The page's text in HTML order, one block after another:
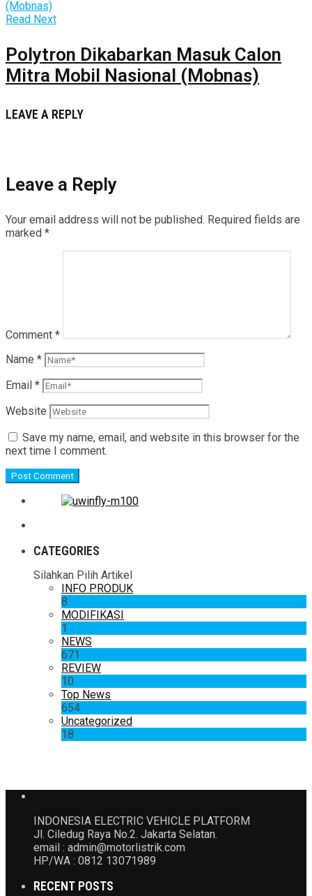
Read Next
Polytron Dikabarkan Masuk Calon
Mitra Mobil Nasional (Mobnas)
LEAVE A REPLY
Leave a Reply
Your email address will not be published. Required fields are
marked *
Comment *
Name *
Email *
Website
Save my name, email, and website in this browser for the
next time I comment.
CATEGORIES
Silahkan Pilih Artikel
INFO PRODUK
8
MODIFIKASI
1
NEWS
671
REVIEW
10
Top News
654
Uncategorized
18
INDONESIA ELECTRIC VEHICLE PLATFORM
Jl. Ciledug Raya No.2. Jakarta Selatan.
email : admin@motorlistrik.com
HP/WA : 0812 13071989
RECENT POSTS